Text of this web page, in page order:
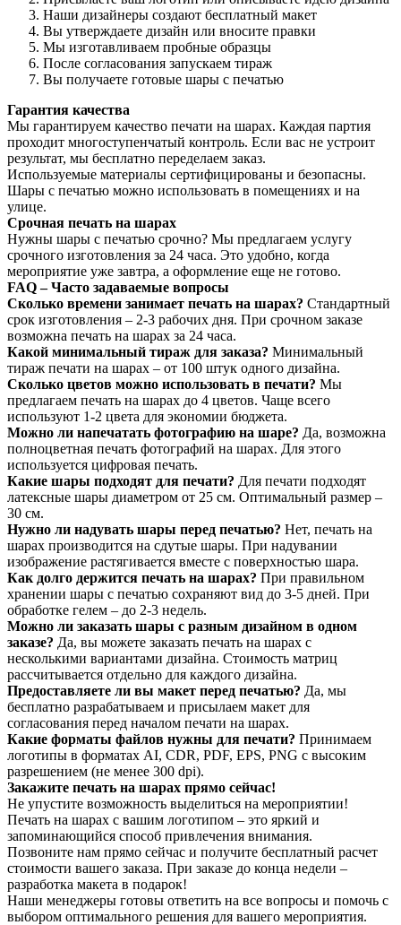
Наши дизайнеры создают бесплатный макет
Вы утверждаете дизайн или вносите правки
Мы изготавливаем пробные образцы
После согласования запускаем тираж
Вы получаете готовые шары с печатью
Гарантия качества
Мы гарантируем качество печати на шарах. Каждая партия
проходит многоступенчатый контроль. Если вас не устроит
результат, мы бесплатно переделаем заказ.
Используемые материалы сертифицированы и безопасны.
Шары с печатью можно использовать в помещениях и на
улице.
Срочная печать на шарах
Нужны шары с печатью срочно? Мы предлагаем услугу
срочного изготовления за 24 часа. Это удобно, когда
мероприятие уже завтра, а оформление еще не готово.
FAQ – Часто задаваемые вопросы
Сколько времени занимает печать на шарах? Стандартный
срок изготовления – 2-3 рабочих дня. При срочном заказе
возможна печать на шарах за 24 часа.
Какой минимальный тираж для заказа? Минимальный
тираж печати на шарах – от 100 штук одного дизайна.
Сколько цветов можно использовать в печати? Мы
предлагаем печать на шарах до 4 цветов. Чаще всего
используют 1-2 цвета для экономии бюджета.
Можно ли напечатать фотографию на шаре? Да, возможна
полноцветная печать фотографий на шарах. Для этого
используется цифровая печать.
Какие шары подходят для печати? Для печати подходят
латексные шары диаметром от 25 см. Оптимальный размер –
30 см.
Нужно ли надувать шары перед печатью? Нет, печать на
шарах производится на сдутые шары. При надувании
изображение растягивается вместе с поверхностью шара.
Как долго держится печать на шарах? При правильном
хранении шары с печатью сохраняют вид до 3-5 дней. При
обработке гелем – до 2-3 недель.
Можно ли заказать шары с разным дизайном в одном
заказе? Да, вы можете заказать печать на шарах с
несколькими вариантами дизайна. Стоимость матриц
рассчитывается отдельно для каждого дизайна.
Предоставляете ли вы макет перед печатью? Да, мы
бесплатно разрабатываем и присылаем макет для
согласования перед началом печати на шарах.
Какие форматы файлов нужны для печати? Принимаем
логотипы в форматах AI, CDR, PDF, EPS, PNG с высоким
разрешением (не менее 300 dpi).
Закажите печать на шарах прямо сейчас!
Не упустите возможность выделиться на мероприятии!
Печать на шарах с вашим логотипом – это яркий и
запоминающийся способ привлечения внимания.
Позвоните нам прямо сейчас и получите бесплатный расчет
стоимости вашего заказа. При заказе до конца недели –
разработка макета в подарок!
Наши менеджеры готовы ответить на все вопросы и помочь с
выбором оптимального решения для вашего мероприятия.